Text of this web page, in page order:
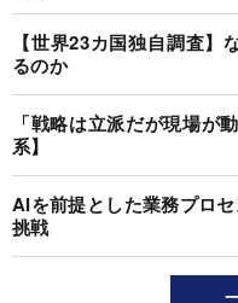
【世界23カ国独自調査
るのか
「戦略は立派だが現場が
系】
AIを前提とした業務プロ
挑戦